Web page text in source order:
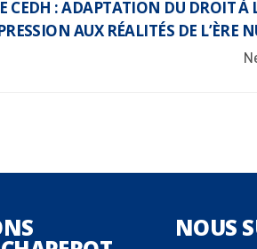
CEDH : ADAPTATION DU DROIT À
AUX RÉALITÉS DE L’ÈRE
NOUS